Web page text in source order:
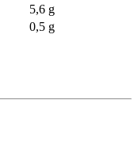
5,6 g
0,5 g